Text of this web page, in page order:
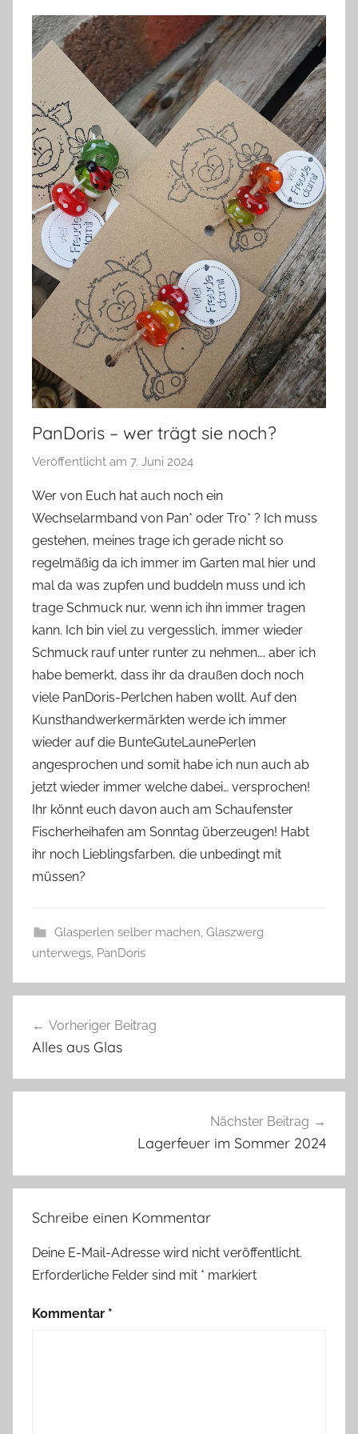
PanDoris – wer trägt sie noch?
Veröffentlicht am 7. Juni 2024
n
G
l
a
s
z
w
e
r
Wer von Euch hat auch noch ein
Wechselarmband von Pan* oder Tro* ? Ich muss
gestehen, meines trage ich gerade nicht so
regelmäßig da ich immer im Garten mal hier und
mal da was zupfen und buddeln muss und ich
trage Schmuck nur, wenn ich ihn immer tragen
kann. Ich bin viel zu vergesslich, immer wieder
Schmuck rauf unter runter zu nehmen…. aber ich
habe bemerkt, dass ihr da draußen doch noch
viele PanDoris-Perlchen haben wollt. Auf den
Kunsthandwerkermärkten werde ich immer
wieder auf die BunteGuteLaunePerlen
angesprochen und somit habe ich nun auch ab
jetzt wieder immer welche dabei… versprochen!
Ihr könnt euch davon auch am Schaufenster
Fischerheihafen am Sonntag überzeugen! Habt
ihr noch Lieblingsfarben, die unbedingt mit
müssen?
Glasperlen selber machen Glaszwerg
unterwegs PanDoris
B
t
e
u
e
Vorheriger Beitrag
Alles aus Glas
Nächster Beitrag
Lagerfeuer im Sommer 2024
Schreibe einen Kommentar
Deine E-Mail-Adresse wird nicht veröffentlicht.
Erforderliche Felder sind mit * markiert
Kommentar *